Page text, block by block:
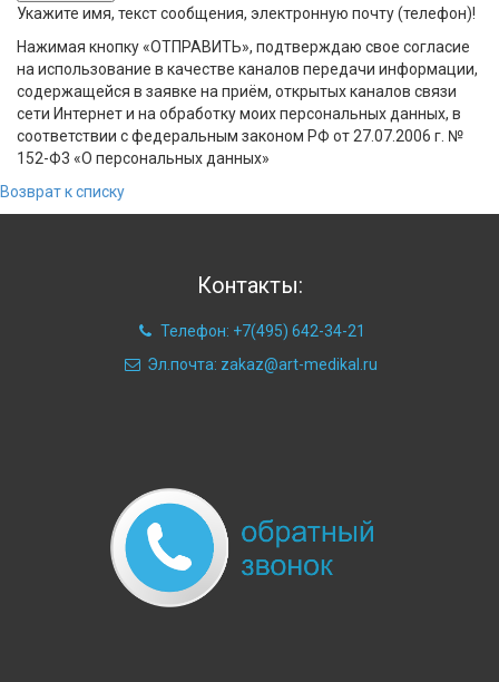
Укажите имя, текст сообщения, электронную почту (телефон)!
Нажимая кнопку «ОТПРАВИТЬ», подтверждаю свое согласие
на использование в качестве каналов передачи информации,
содержащейся в заявке на приём, открытых каналов связи
сети Интернет и на обработку моих персональных данных, в
соответствии с федеральным законом РФ от 27.07.2006 г. №
152-Ф3 «О персональных данных»
Возврат к списку
Контакты:
Телефон: +7(495) 642-34-21
Эл.почта: zakaz@art-medikal.ru